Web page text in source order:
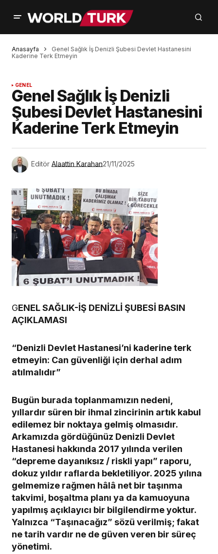
Anasayfa
Genel Sağlık İş Denizli Şubesi Devlet Hastanesini
Kaderine Terk Etmeyin
GENEL
Genel Sağlık İş Denizli
Şubesi Devlet Hastanesini
Kaderine Terk Etmeyin
Editör Alaattin Karahan21/11/2025
GENEL SAĞLIK-İŞ DENİZLİ ŞUBESİ BASIN
AÇIKLAMASI
“Denizli Devlet Hastanesi’ni kaderine terk
etmeyin: Can güvenliği için derhal adım
atılmalıdır”
Bugün burada toplanmamızın nedeni,
yıllardır süren bir ihmal zincirinin artık kabul
edilemez bir noktaya gelmiş olmasıdır.
Arkamızda gördüğünüz Denizli Devlet
Hastanesi hakkında 2017 yılında verilen
“depreme dayanıksız / riskli yapı” raporu,
dokuz yıldır raflarda bekletiliyor. 2025 yılına
gelmemize rağmen hâlâ net bir taşınma
takvimi, boşaltma planı ya da kamuoyuna
yapılmış açıklayıcı bir bilgilendirme yoktur.
Yalnızca “Taşınacağız” sözü verilmiş; fakat
ne tarih vardır ne de güven veren bir süreç
yönetimi.